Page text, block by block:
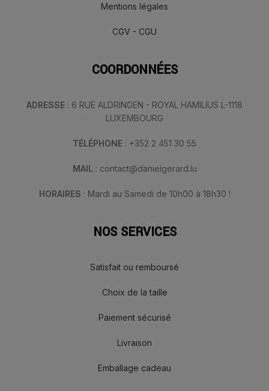
Mentions légales
CGV - CGU
COORDONNÉES
ADRESSE : 6 RUE ALDRINGEN - ROYAL HAMILIUS L-1118
LUXEMBOURG
TÉLÉPHONE : +352 2 451 30 55
MAIL : contact@danielgerard.lu
HORAIRES : Mardi au Samedi de 10h00 à 18h30 !
NOS SERVICES
Satisfait ou remboursé
Choix de la taille
Paiement sécurisé
Livraison
Emballage cadeau